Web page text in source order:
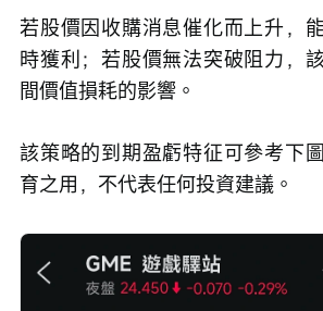
若股價因收購消息催化而上升，
時獲利；若股價無法突破阻力，
間價值損耗的影響。
該策略的到期盈虧特征可參考下
育之用，不代表任何投資建議。